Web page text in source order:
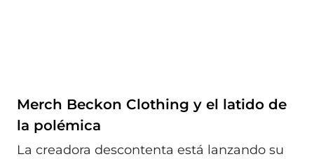
Merch Beckon Clothing y el latido de
la polémica
La creadora descontenta está lanzando su